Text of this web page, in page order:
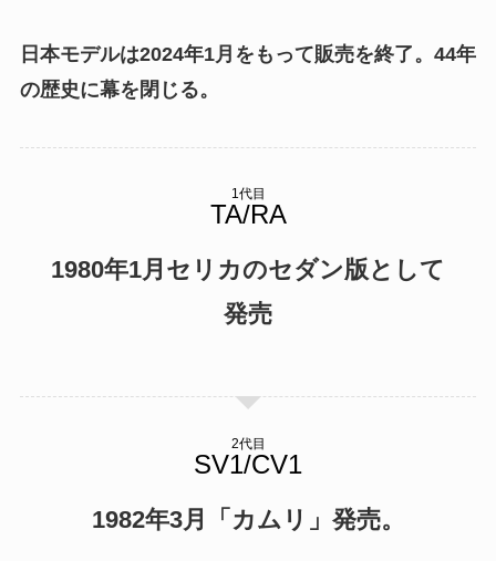
日本モデルは2024年1月をもって販売を終了。44年
の歴史に幕を閉じる。
1代目
1980年1月セリカのセダン版として
発売
2代目
1982年3月「カムリ」発売。